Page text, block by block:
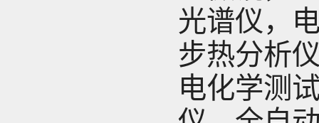
光谱仪，
步热分析
电化学测